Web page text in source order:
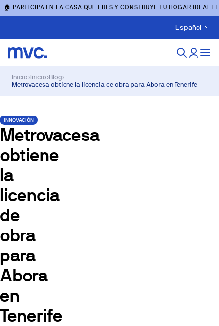
🏠 PARTICIPA ENLA CASA QUE ERES Y CONSTRUYE TU HOGAR IDEAL
Español
Inicio›Inicio›Blog›
Metrovacesa obtiene la licencia de obra para Abora en Tenerife
INNOVACIÓN
Metrovacesa
obtiene
la
licencia
de
obra
para
Abora
en
Tenerife